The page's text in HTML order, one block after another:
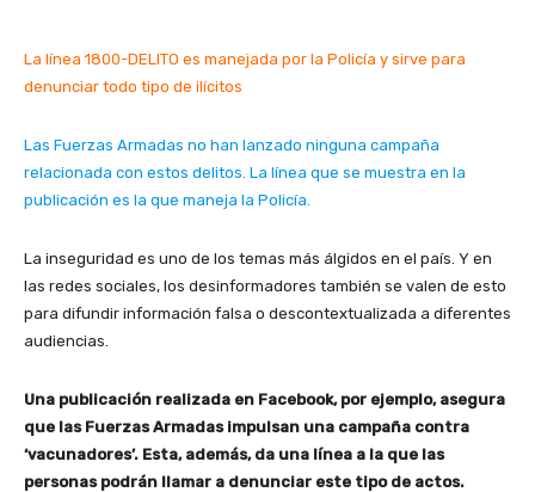
La línea 1800-DELITO es manejada por la Policía y sirve para
denunciar todo tipo de ilícitos
Las Fuerzas Armadas no han lanzado ninguna campaña
relacionada con estos delitos. La línea que se muestra en la
publicación es la que maneja la Policía.
La inseguridad es uno de los temas más álgidos en el país. Y en
las redes sociales, los desinformadores también se valen de esto
para difundir información falsa o descontextualizada a diferentes
audiencias.
Una publicación realizada en Facebook, por ejemplo, asegura
que las Fuerzas Armadas impulsan una campaña contra
‘vacunadores’. Esta, además, da una línea a la que las
personas podrán llamar a denunciar este tipo de actos.